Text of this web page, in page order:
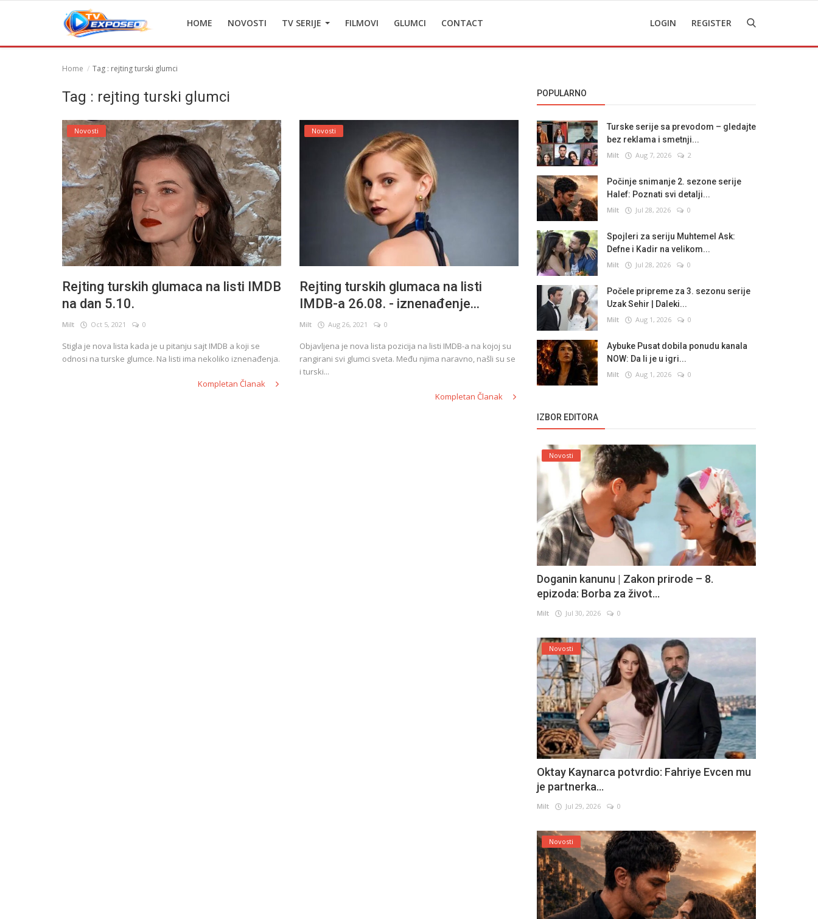
HOME NOVOSTI TV SERIJE FILMOVI GLUMCI CONTACT LOGIN REGISTER
Home Tag : rejting turski glumci
Tag : rejting turski glumci
Novosti
Rejting turskih glumaca na listi IMDB
na dan 5.10.
Milt Oct 5, 2021 0
Stigla je nova lista kada je u pitanju sajt IMDB a koji se
odnosi na turske glumce. Na listi ima nekoliko iznenađenja.
Kompletan Članak
Novosti
Rejting turskih glumaca na listi
IMDB-a 26.08. - iznenađenje...
Milt Aug 26, 2021 0
Objavljena je nova lista pozicija na listi IMDB-a na kojoj su
rangirani svi glumci sveta. Među njima naravno, našli su se
i turski...
Kompletan Članak
POPULARNO
Turske serije sa prevodom – gledajte
bez reklama i smetnji...
Milt Aug 7, 2026 2
Počinje snimanje 2. sezone serije
Halef: Poznati svi detalji...
Milt Jul 28, 2026 0
Spojleri za seriju Muhtemel Ask:
Defne i Kadir na velikom...
Milt Jul 28, 2026 0
Počele pripreme za 3. sezonu serije
Uzak Sehir | Daleki...
Milt Aug 1, 2026 0
Aybuke Pusat dobila ponudu kanala
NOW: Da li je u igri...
Milt Aug 1, 2026 0
IZBOR EDITORA
Novosti
Doganin kanunu | Zakon prirode – 8.
epizoda: Borba za život...
Milt Jul 30, 2026 0
Novosti
Oktay Kaynarca potvrdio: Fahriye Evcen mu
je partnerka...
Milt Jul 29, 2026 0
Novosti